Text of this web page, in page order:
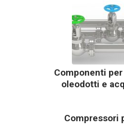
Componenti
oleodotti e
Compressori